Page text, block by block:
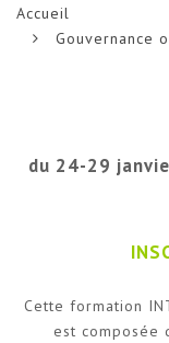
Accueil
Gouvernance
du 24-29
Cette formation
est composée